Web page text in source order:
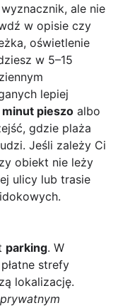
ale nie
w opisie czy
oświetlenie
w 5–15
lepiej
pieszo albo
gdzie plaża
Jeśli zależy Ci
obiekt nie leży
ulicy lub trasie
parking. W
strefy
lokalizację.
prywatnym